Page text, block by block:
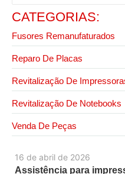
16 de abril de 2026
Assistência para
CATEGORIAS:
Fusores Remanufaturados
Reparo De Placas
Revitalização De
Revitalização De Notebooks
Venda De Peças